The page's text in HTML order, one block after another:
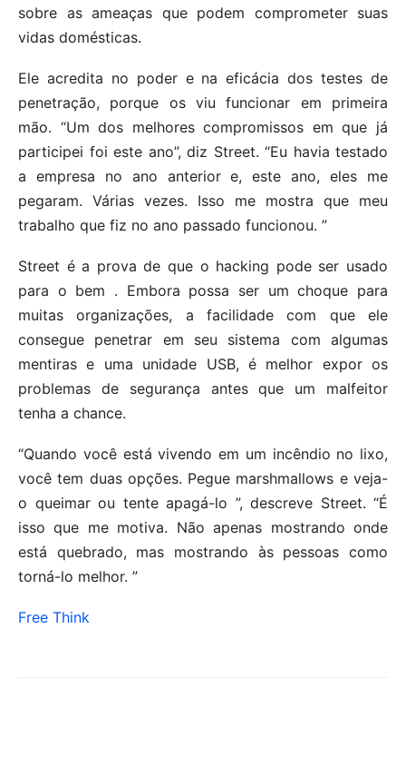
sobre as ameaças que podem comprometer suas
vidas domésticas.
Ele acredita no poder e na eficácia dos testes de
penetração, porque os viu funcionar em primeira
mão. “Um dos melhores compromissos em que já
participei foi este ano”, diz Street. “Eu havia testado
a empresa no ano anterior e, este ano, eles me
pegaram. Várias vezes. Isso me mostra que meu
trabalho que fiz no ano passado funcionou. ”
Street é a prova de que o hacking pode ser usado
para o bem . Embora possa ser um choque para
muitas organizações, a facilidade com que ele
consegue penetrar em seu sistema com algumas
mentiras e uma unidade USB, é melhor expor os
problemas de segurança antes que um malfeitor
tenha a chance.
“Quando você está vivendo em um incêndio no lixo,
você tem duas opções. Pegue marshmallows e veja-
o queimar ou tente apagá-lo ”, descreve Street. “É
isso que me motiva. Não apenas mostrando onde
está quebrado, mas mostrando às pessoas como
torná-lo melhor. ”
Free Think